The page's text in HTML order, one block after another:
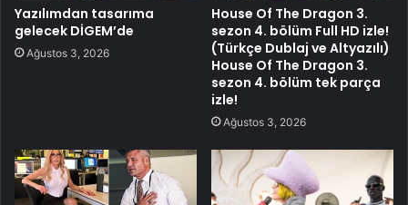
Yazılımdan tasarıma
gelecek DİGEM’de
Ağustos 3, 2026
House Of The Dragon 3.
sezon 4. bölüm Full HD izle!
(Türkçe Dublaj ve Altyazılı)
House Of The Dragon 3.
sezon 4. bölüm tek parça
izle!
Ağustos 3, 2026